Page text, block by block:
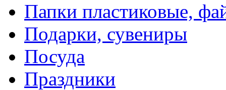
Папки пластиковые,
Подарки, сувениры
Посуда
Праздники